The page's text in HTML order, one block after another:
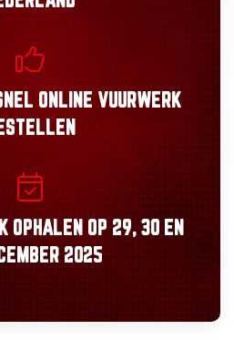
ONLINE VUURWERK
OPHALEN OP 29, 30 EN
2025